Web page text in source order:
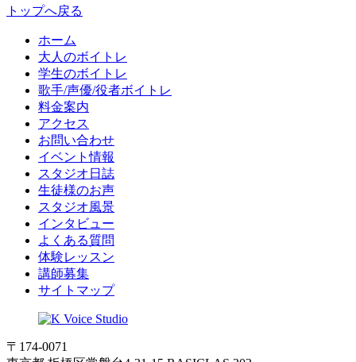
トップへ戻る
ホーム
大人のボイトレ
学生のボイトレ
歌手/声優/役者ボイトレ
料金案内
アクセス
お問い合わせ
イベント情報
スタジオ日誌
生徒様のお声
スタジオ風景
インタビュー
よくある質問
体験レッスン
講師募集
サイトマップ
〒174-0071